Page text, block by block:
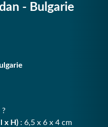
- Bulgarie
?
x H) : 6,5 x 6 x 4 cm